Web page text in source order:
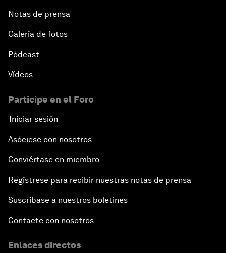
Notas de prensa
Galería de fotos
Pódcast
Vídeos
Participe en el Foro
Iniciar sesión
Asóciese con nosotros
Conviértase en miembro
Regístrese para recibir nuestras notas de prensa
Suscríbase a nuestros boletines
Contacte con nosotros
Enlaces directos